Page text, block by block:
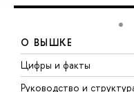
О ВЫШКЕ
Цифры и факты
Руководство и